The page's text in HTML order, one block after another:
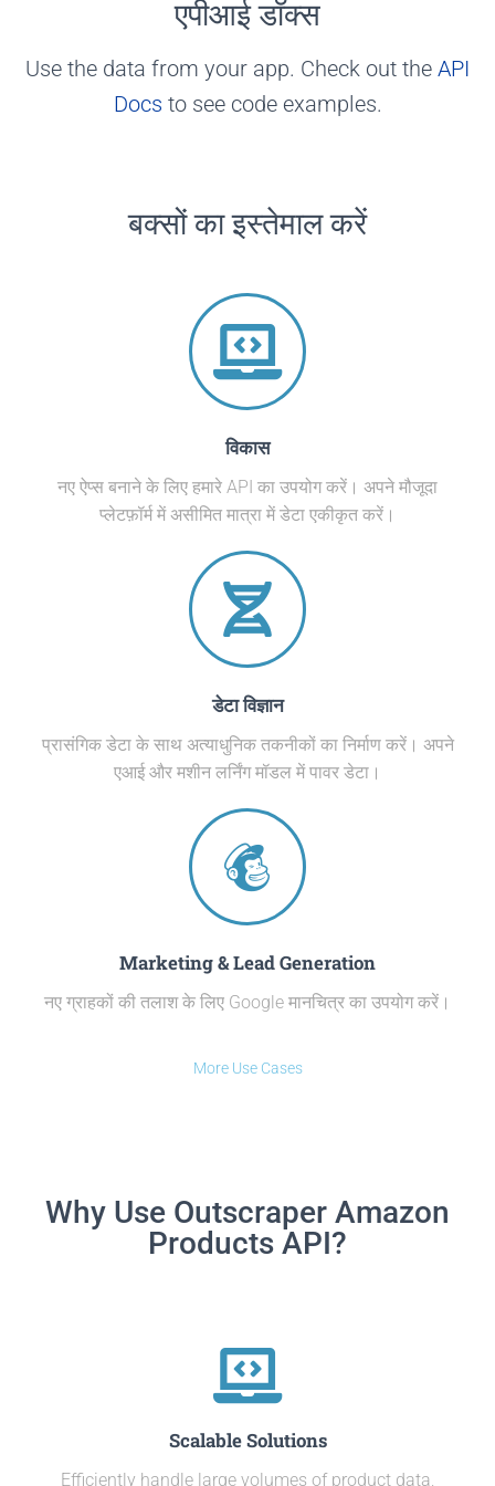
यदि Outscraper के उपकरण वेब से डेटा पुनर्प्राप्त
दिनों के भीतर पूर्ण धनवापसी प्रदान करते हैं।.
एपीआई डॉक्स
Use the data from your app. Check out the API
Docs to see code examples.
बक्सों का इस्तेमाल करें
विकास
नए ऐप्स बनाने के लिए हमारे API का उपयोग करें। अपने मौजूदा
प्लेटफ़ॉर्म में असीमित मात्रा में डेटा एकीकृत करें।
डेटा विज्ञान
प्रासंगिक डेटा के साथ अत्याधुनिक तकनीकों का निर्माण करें। अपने
एआई और मशीन लर्निंग मॉडल में पावर डेटा।
Marketing & Lead Generation
नए ग्राहकों की तलाश के लिए Google मानचित्र का उपयोग करें।
More Use Cases
Why Use Outscraper Amazon
Products API?
Scalable Solutions
Efficiently handle large volumes of product data,